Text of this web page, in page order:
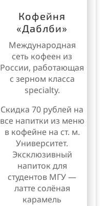
Кофейня
«Даблби»
Международная
сеть кофеен из
России, работающая
с зерном класса
specialty.
Скидка 70 рублей на
все напитки из меню
в кофейне на ст. м.
Университет.
Эксклюзивный
напиток для
студентов МГУ —
латте солёная
карамель